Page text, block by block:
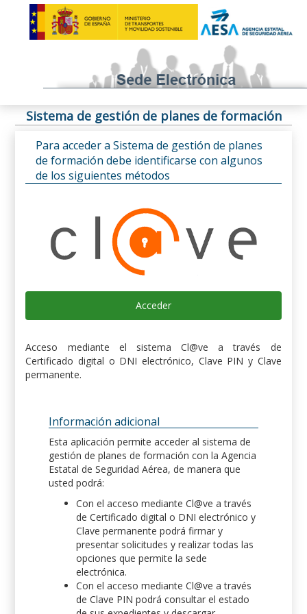
Sistema de gestión de planes de formación
Para acceder a Sistema de gestión de planes
de formación debe identificarse con algunos
de los siguientes métodos
Acceder
Acceso mediante el sistema Cl@ve a través de
Certificado digital o DNI electrónico, Clave PIN y Clave
permanente.
Información adicional
Esta aplicación permite acceder al sistema de
gestión de planes de formación con la Agencia
Estatal de Seguridad Aérea, de manera que
usted podrá:
Con el acceso mediante Cl@ve a través
de Certificado digital o DNI electrónico y
Clave permanente podrá firmar y
presentar solicitudes y realizar todas las
opciones que permite la sede
electrónica.
Con el acceso mediante Cl@ve a través
de Clave PIN podrá consultar el estado